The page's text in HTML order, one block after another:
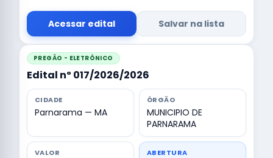
Acessar edital Salvar na lista
PREGÃO - ELETRÔNICO
Edital nº 017/2026/2026
CIDADE
Parnarama — MA
ÓRGÃO
MUNICIPIO DE
PARNARAMA
VALOR ABERTURA